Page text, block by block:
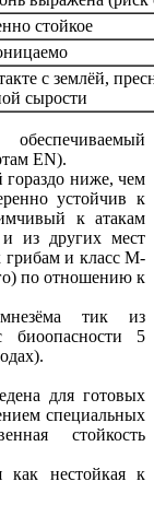
стойкое
с землёй,
сырости
EN).
гораздо ниже, чем
устойчив к
к атакам
из других мест
и класс M-
по отношению к
тик из
биоопасности 5
для готовых
специальных
стойкость
как нестойкая к